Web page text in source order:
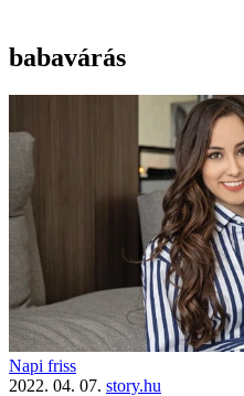
babavárás
Napi friss
2022. 04. 07. story.hu